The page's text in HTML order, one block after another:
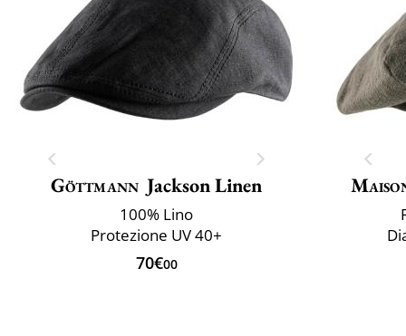
Göttmann Jackson Linen
100% Lino
Protezione UV 40+
70€00